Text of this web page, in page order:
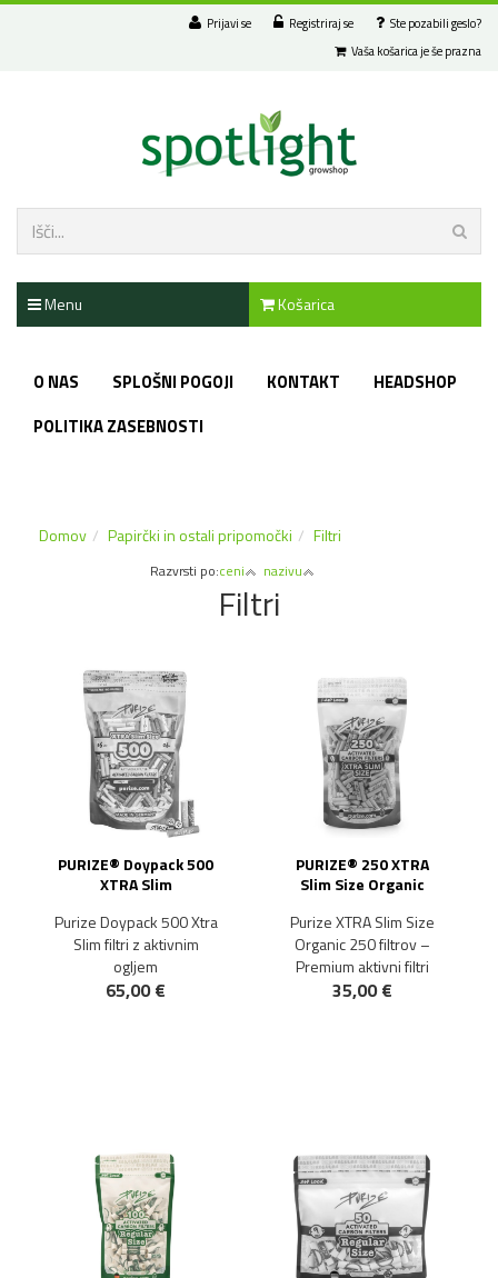
Prijavi se Registriraj se
Ste pozabili geslo?
Vaša košarica je še prazna
Menu Košarica
O NAS SPLOŠNI POGOJI KONTAKT
HEADSHOP
POLITIKA ZASEBNOSTI
Domov Papirčki in ostali pripomočki Filtri
Razvrsti po:ceni nazivu
Filtri
PURIZE® Doypack 500
XTRA Slim
Purize Doypack 500 Xtra
Slim filtri z aktivnim
ogljem
65,00 €
PURIZE® 250 XTRA
Slim Size Organic
Purize XTRA Slim Size
Organic 250 filtrov –
Premium aktivni filtri
35,00 €